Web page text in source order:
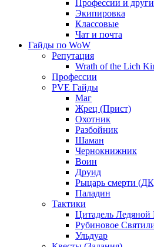
Профессии и
Экипировка
Классовые
Чат и почта
Гайды по WoW
Репутация
Wrath of the Lich
Профессии
PVE Гайды
Маг
Жрец (Прист)
Охотник
Разбойник
Шаман
Чернокнижник
Воин
Друид
Рыцарь смерти
Паладин
Тактики
Цитадель
Рубиновое
Ульдуар